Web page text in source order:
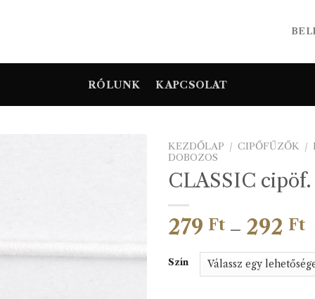
RÓLUNK KAPCSOLAT
KEZDŐLAP / CIPŐFŰZŐK /
DOBOZOS
CLASSIC cipöf.
279 Ft – 292 Ft
-
Szín